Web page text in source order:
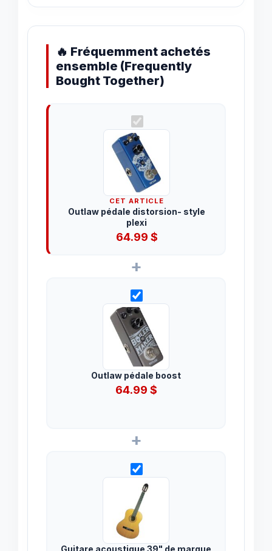
🔥 Fréquemment achetés
ensemble (Frequently
Bought Together)
CET ARTICLE
Outlaw pédale distorsion- style
plexi
64.99 $
+
Outlaw pédale boost
64.99 $
+
Guitare acoustique 39" de marque